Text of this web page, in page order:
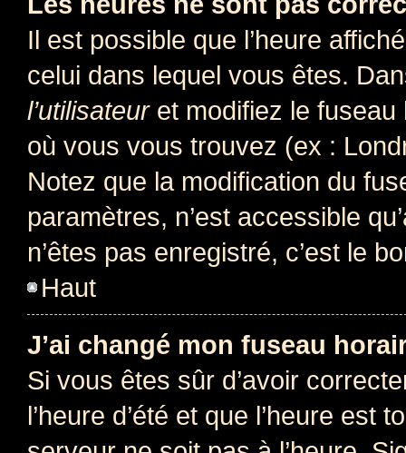
Il est possible que l’heure
celui dans lequel vous êtes.
l’utilisateuret modifiez le fuseau
où vous vous trouvez (ex :
Notez que la modification du
paramètres, n’est accessible
n’êtes pas enregistré, c’est le
Haut
J’ai changé mon fuseau
Si vous êtes sûr d’avoir
l’heure d’été et que l’heure est